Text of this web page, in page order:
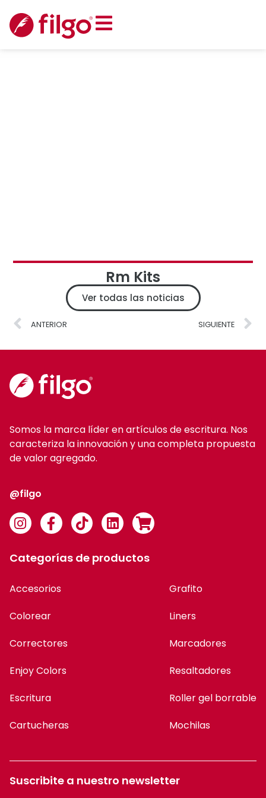
Rm Kits
Ver todas las noticias
ANTERIOR SIGUIENTE
Somos la marca líder en artículos de escritura. Nos
caracteriza la innovación y una completa propuesta
de valor agregado.
@filgo
Categorías de productos
Accesorios
Colorear
Correctores
Enjoy Colors
Escritura
Cartucheras
Grafito
Liners
Marcadores
Resaltadores
Roller gel borrable
Mochilas
Suscribite a nuestro newsletter